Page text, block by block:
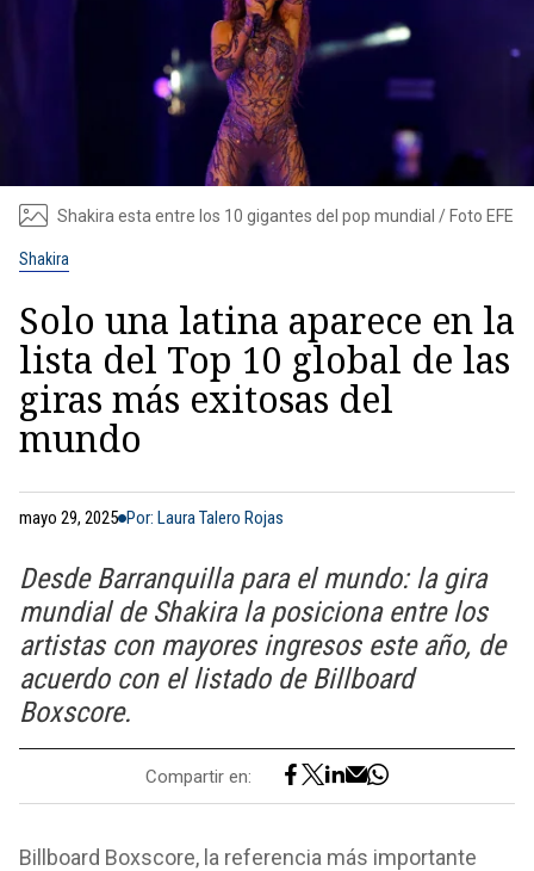
Shakira esta entre los 10 gigantes del pop mundial / Foto EFE
Shakira
Solo una latina aparece en la
lista del Top 10 global de las
giras más exitosas del
mundo
mayo 29, 2025 Por: Laura Talero Rojas
Desde Barranquilla para el mundo: la gira
mundial de Shakira la posiciona entre los
artistas con mayores ingresos este año, de
acuerdo con el listado de Billboard
Boxscore.
Compartir en:
Billboard Boxscore, la referencia más importante